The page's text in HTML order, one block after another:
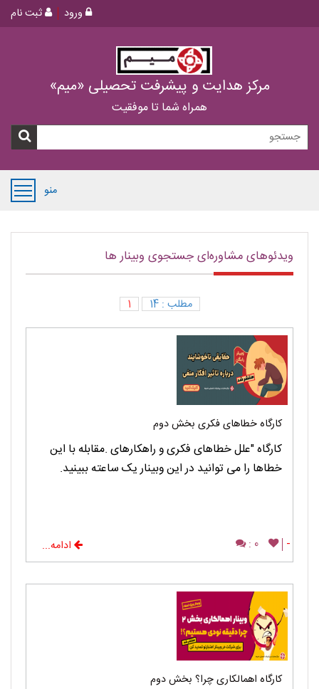
ثبت نام ورود
مرکز هدایت و پیشرفت تحصیلی «میم»
همراه شما تا موفقیت
منو
ویدئوهای مشاوره‌ای جستجوی وبینار ها
1 مطلب : 14
کارگاه خطاهای فکری بخش دوم
کارگاه "علل خطاهای فکری و راهکارهای .مقابله با این
خطاها را می توانید در این وبینار یک ساعته ببینید.
-
0 : ادامه...
کارگاه اهمالکاری چرا؟ بخش دوم